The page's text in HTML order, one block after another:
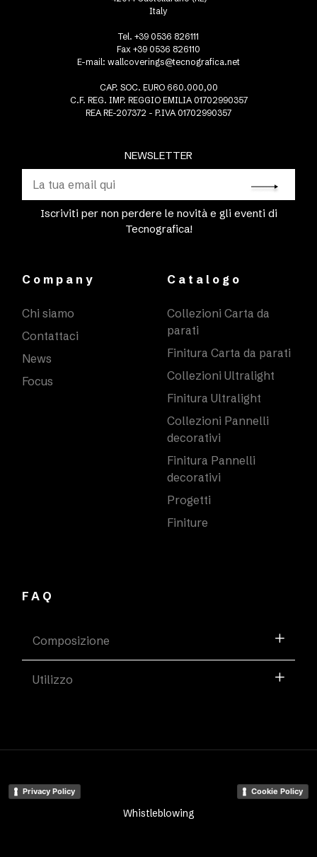
NEWSLETTER
Iscriviti per non perdere le novità e gli eventi di
Tecnografica!
Italy
Tel. +39 0536 826111
Fax +39 0536 826110
E-mail: wallcoverings@tecnografica.net
CAP. SOC. EURO 660.000,00
C.F. REG. IMP. REGGIO EMILIA 01702990357
REA RE-207372 - P.IVA 01702990357
Company
Chi siamo
Contattaci
News
Focus
Catalogo
Collezioni Carta da
parati
Finitura Carta da parati
Collezioni Ultralight
Finitura Ultralight
Collezioni Pannelli
decorativi
Finitura Pannelli
decorativi
Progetti
Finiture
FAQ
Composizione
Utilizzo
Privacy Policy Cookie Policy
Whistleblowing